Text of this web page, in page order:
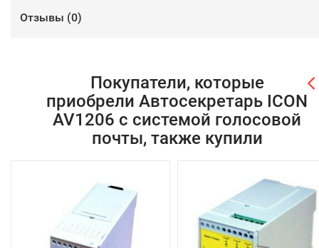
Отзывы (0)
Покупатели, которые
приобрели Автосекретарь ICON
AV1206 с системой голосовой
почты, также купили